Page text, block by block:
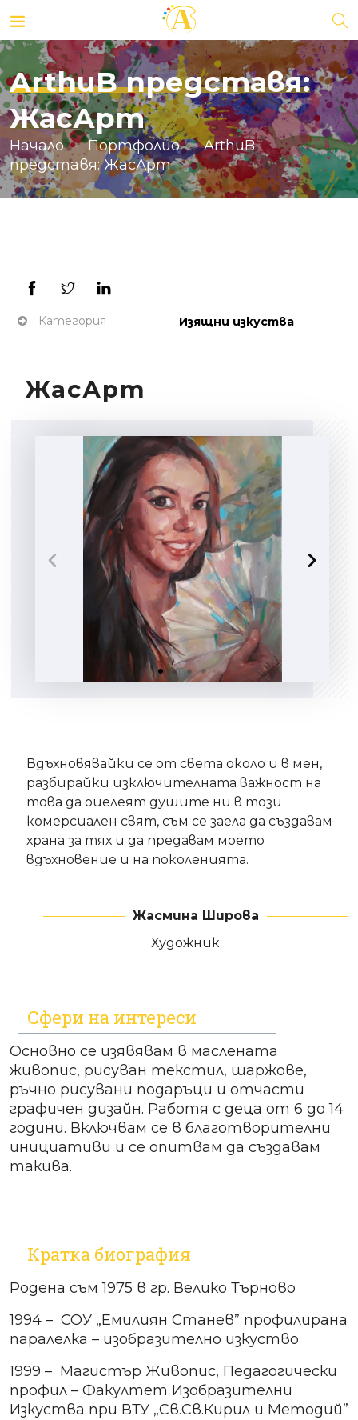
ArthuB представя:
ЖасАрт
Начало Портфолио
ArthuB
представя: ЖасАрт
Категория Изящни изкуства
ЖасАрт
Вдъхновявайки се от света около и в мен,
разбирайки изключителната важност на
това да оцелеят душите ни в този
комерсиален свят, съм се заела да създавам
храна за тях и да предавам моето
вдъхновение и на поколенията.
Жасмина Широва
Художник
Сфери на интереси
Основно се изявявам в маслената
живопис, рисуван текстил, шаржове,
ръчно рисувани подаръци и отчасти
графичен дизайн. Работя с деца от 6 до 14
години. Включвам се в благотворителни
инициативи и се опитвам да създавам
такива.
Кратка биография
Родена съм 1975 в гр. Велико Търново
1994 – СОУ „Емилиян Станев” профилирана
паралелка – изобразително изкуство
1999 – Магистър Живопис, Педагогически
профил – Факултет Изобразителни
Изкуства при ВТУ „Св.Св.Кирил и Методий”